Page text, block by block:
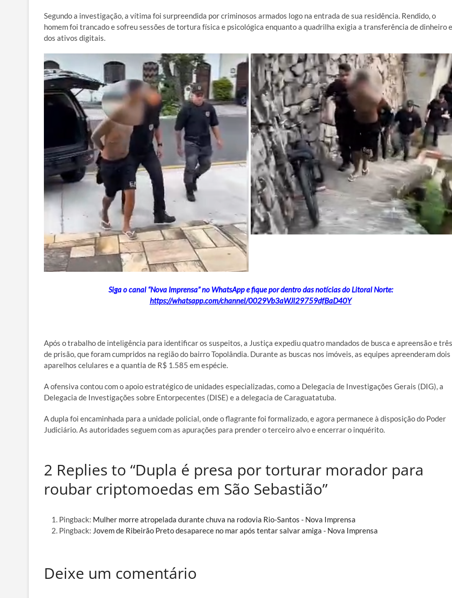
Segundo a investigação, a vítima foi surpreendida por criminosos armados logo na entrada de sua residência. Rendido, o
homem foi trancado e sofreu sessões de tortura física e psicológica enquanto a quadrilha exigia a transferência de dinheiro e
dos ativos digitais.
Siga o canal “Nova Imprensa” no WhatsApp e fique por dentro das notícias do Litoral Norte:
https://whatsapp.com/channel/0029Vb3aWJl29759dfBaD40Y
Após o trabalho de inteligência para identificar os suspeitos, a Justiça expediu quatro mandados de busca e apreensão e três
de prisão, que foram cumpridos na região do bairro Topolândia. Durante as buscas nos imóveis, as equipes apreenderam dois
aparelhos celulares e a quantia de R$ 1.585 em espécie.
A ofensiva contou com o apoio estratégico de unidades especializadas, como a Delegacia de Investigações Gerais (DIG), a
Delegacia de Investigações sobre Entorpecentes (DISE) e a delegacia de Caraguatatuba.
A dupla foi encaminhada para a unidade policial, onde o flagrante foi formalizado, e agora permanece à disposição do Poder
Judiciário. As autoridades seguem com as apurações para prender o terceiro alvo e encerrar o inquérito.
2 Replies to “Dupla é presa por torturar morador para
roubar criptomoedas em São Sebastião”
Pingback: Mulher morre atropelada durante chuva na rodovia Rio-Santos - Nova Imprensa
Pingback: Jovem de Ribeirão Preto desaparece no mar após tentar salvar amiga - Nova Imprensa
Deixe um comentário